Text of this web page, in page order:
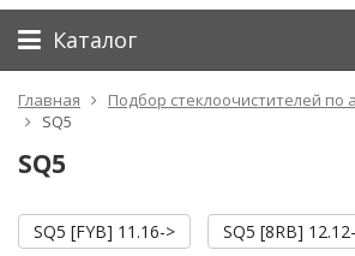
Каталог
Главная Подбор стеклоочистителей по
SQ5
SQ5
SQ5 [FYB] 11.16-> SQ5 [8RB]